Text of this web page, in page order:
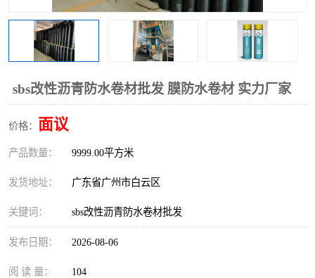
sbs改性沥青防水卷材批发 膜防水卷材 实力厂家
价格： 面议
产品数量： 9999.00平方米
发货地址： 广东省广州市白云区
关键词： sbs改性沥青防水卷材批发
发布日期： 2026-08-06
阅 读 量： 104